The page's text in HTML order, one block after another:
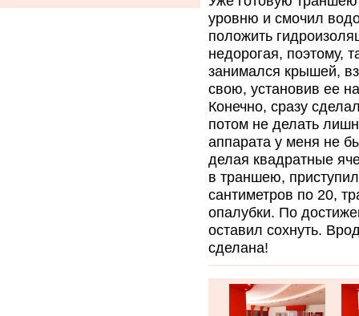
уровню и смочил
положить
недорогая, поэтому,
занимался крышей,
свою, установив ее
Конечно, сразу
потом не делать
аппарата у меня не
делая квадратные
в траншею,
сантиметров по 20,
опалубки. По
оставил сохнуть.
сделана!